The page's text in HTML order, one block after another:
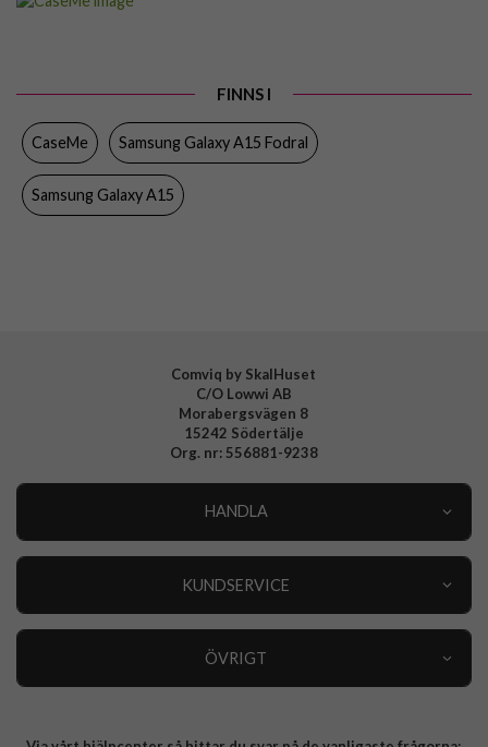
Kortfack, RFID-skydd, Stativfunktion
Färg
Varumärke
FINNS I
CaseMe Samsung Galaxy A15 Fodral
Samsung Galaxy A15
Comviq by SkalHuset
C/O Lowwi AB
Morabergsvägen 8
15242 Södertälje
Org. nr: 556881-9238
HANDLA
KUNDSERVICE
ÖVRIGT